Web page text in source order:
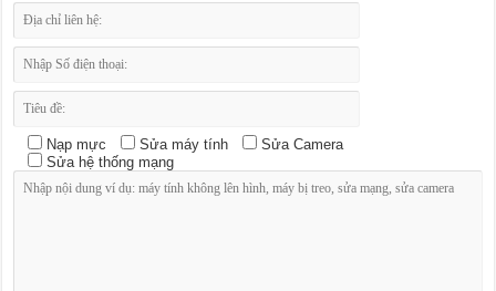
Nạp mực Sửa máy tính
Sửa Camera
Sửa hệ thống mạng